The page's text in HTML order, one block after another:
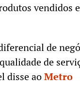
vendidos e
de
de
disse aoMetro